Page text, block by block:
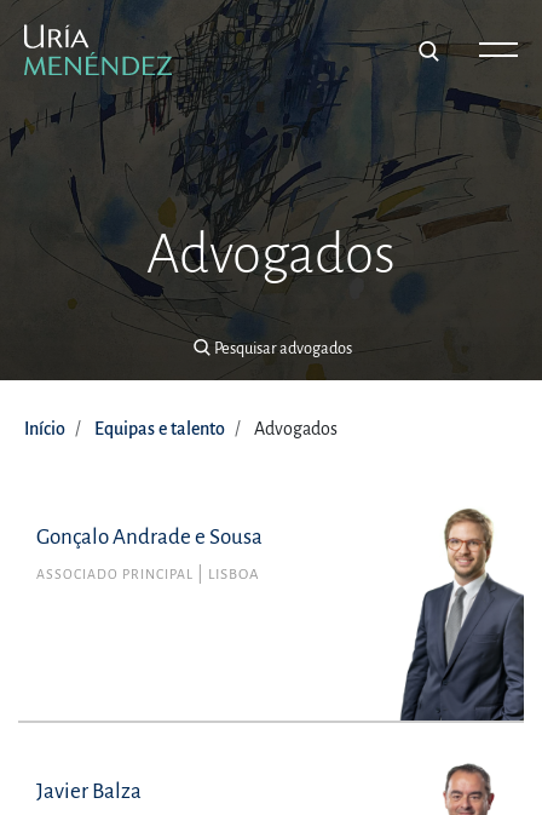
Advogados
Pesquisar advogados
Pesquisar advogados
Início Equipas e talento Advogados
Gonçalo Andrade e Sousa
ASSOCIADO PRINCIPAL LISBOA
Javier Balza